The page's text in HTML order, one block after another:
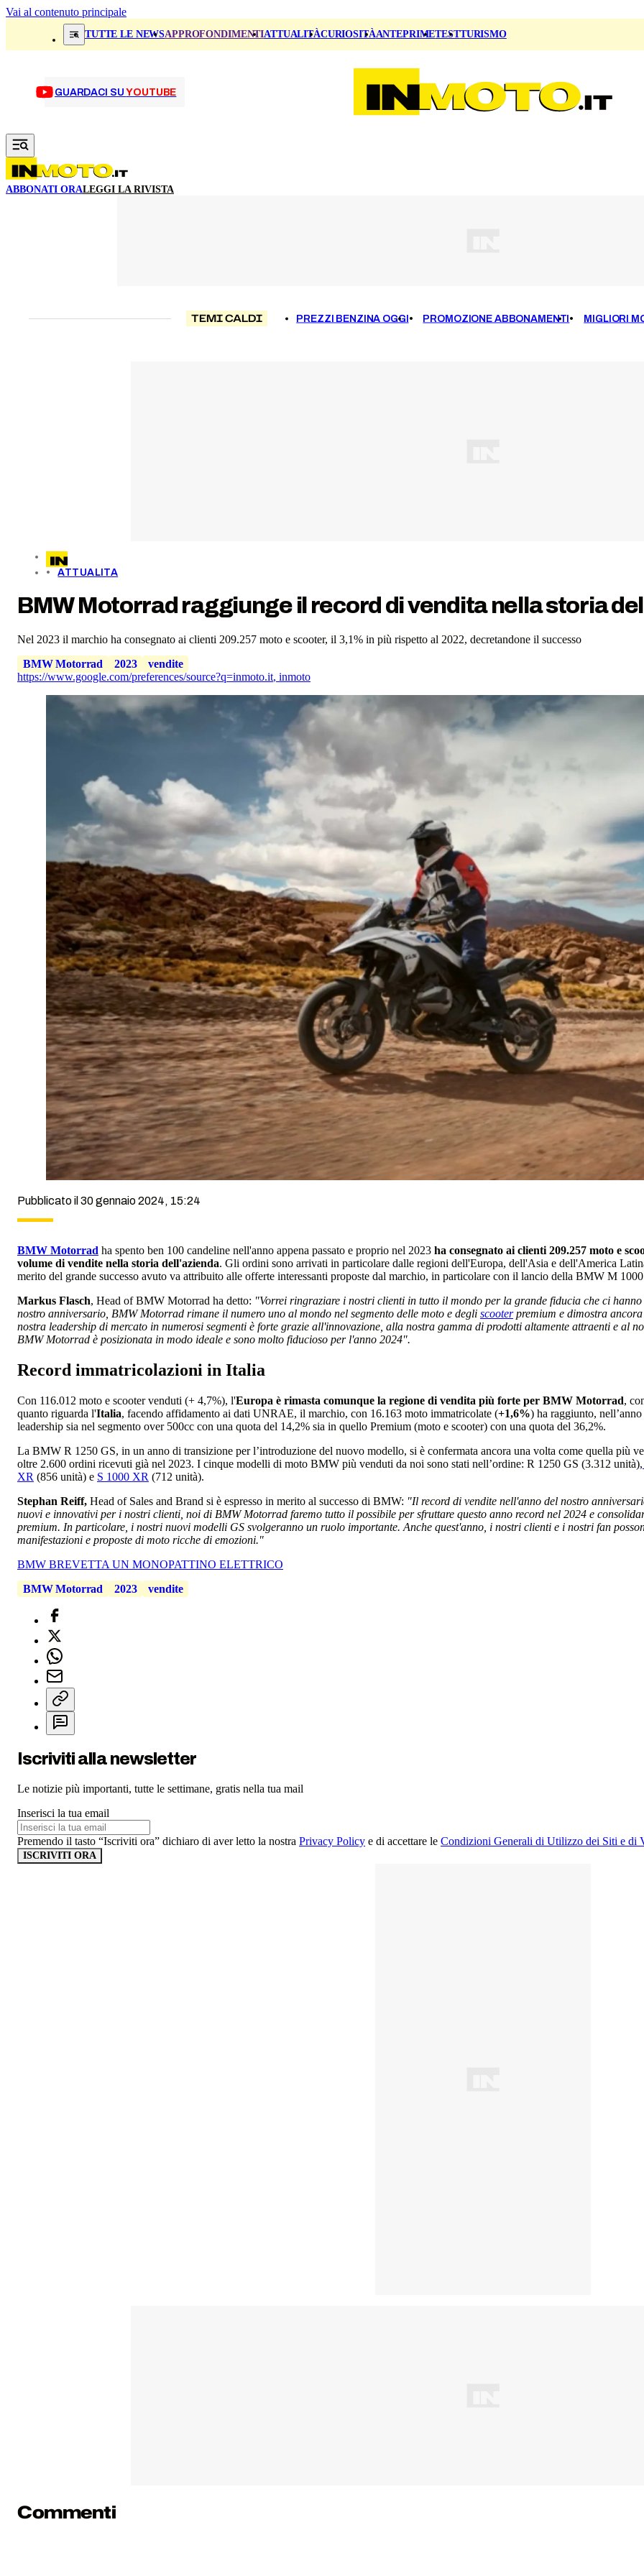
Vai al contenuto principale
TUTTE LE NEWSAPPROFONDIMENTIATTUALITÀCURIOSITÀANTEPRIMETESTTURISMO
GUARDACI SUYOUTUBE
ABBONATI ORALEGGI LA RIVISTA
TEMI CALDI PREZZI BENZINA OGGI PROMOZIONE ABBONAMENTI MIGLIORI
ATTUALITA
BMW Motorrad raggiunge il record di vendita nella storia
Nel 2023 il marchio ha consegnato ai clienti 209.257 moto e scooter, il 3,1% in più rispetto al 2022, decretandone il successo
BMW Motorrad
2023
vendite
https://www.google.com/preferences/source?q=inmoto.it, inmoto
Pubblicato il 30 gennaio 2024, 15:24
BMW Motorrad ha spento ben 100 candeline nell'anno appena passato e proprio nel 2023 ha consegnato ai clienti 209.257 moto e
volume di vendite nella storia dell'azienda. Gli ordini sono arrivati in particolare dalle regioni dell'Europa, dell'Asia e dell'America
merito del grande successo avuto va attribuito alle offerte interessanti proposte dal marchio, in particolare con il lancio della BMW M
Markus Flasch, Head of BMW Motorrad ha detto: "Vorrei ringraziare i nostri clienti in tutto il mondo per la grande fiducia che ci
nostro anniversario, BMW Motorrad rimane il numero uno al mondo nel segmento delle moto e degli scooterpremium e dimostra
nostra leadership di mercato in numerosi segmenti è forte grazie all'innovazione, alla nostra gamma di prodotti altamente attraenti e al
BMW Motorrad è posizionata in modo ideale e sono molto fiducioso per l'anno 2024".
Record immatricolazioni in Italia
Con 116.012 moto e scooter venduti (+ 4,7%), l'Europa è rimasta comunque la regione di vendita più forte per BMW Motorrad,
quanto riguarda l'Italia, facendo affidamento ai dati UNRAE, il marchio, con 16.163 moto immatricolate (+1,6%) ha raggiunto,
leadership sia nel segmento over 500cc con una quota del 14,2% sia in quello Premium (moto e scooter) con una quota del 36,2%.
La BMW R 1250 GS, in un anno di transizione per l’introduzione del nuovo modello, si è confermata ancora una volta come quella più
oltre 2.600 ordini ricevuti già nel 2023. I cinque modelli di moto BMW più venduti da noi sono stati nell’ordine: R 1250 GS (3.312 unità),
XR (856 unità) e S 1000 XR (712 unità).
Stephan Reiff, Head of Sales and Brand si è espresso in merito al successo di BMW: "Il record di vendite nell'anno del nostro
nuovi e innovativi per i nostri clienti, noi di BMW Motorrad faremo tutto il possibile per sfruttare questo anno record nel 2024 e
premium. In particolare, i nostri nuovi modelli GS svolgeranno un ruolo importante. Anche quest'anno, i nostri clienti e i nostri fan
manifestazioni e proposte di moto ricche di emozioni."
BMW BREVETTA UN MONOPATTINO ELETTRICO
BMW Motorrad
2023 vendite
Iscriviti alla newsletter
Le notizie più importanti, tutte le settimane, gratis nella tua mail
Inserisci la tua email
Premendo il tasto “Iscriviti ora” dichiaro di aver letto la nostra Privacy Policy e di accettare le Condizioni Generali di Utilizzo dei Siti e di
ISCRIVITI ORA
Commenti